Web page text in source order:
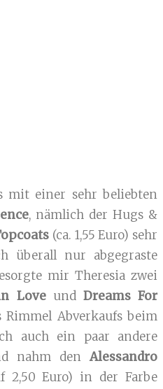
mit einer sehr beliebten
, nämlich der Hugs &
(ca. 1,55 Euro) sehr
überall nur abgegraste
mir Theresia zwei
Loveund Dreams For
Rimmel Abverkaufs beim
auch ein paar andere
nahm den Alessandro
2,50 Euro) in der Farbe